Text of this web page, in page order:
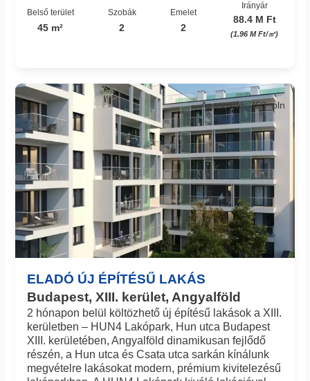
Belső terület
45 m²
Szobák
2
Emelet
2
Irányár
88.4 M Ft
(1.96 M Ft/㎡)
ELADÓ ÚJ ÉPÍTÉSŰ LAKÁS
Budapest, XIII. kerület, Angyalföld
Azonosító: 360_pln
2 hónapon belül költözhető új építésű lakások a XIII.
kerületben – HUN4 Lakópark, Hun utca Budapest
XIII. kerületében, Angyalföld dinamikusan fejlődő
részén, a Hun utca és Csata utca sarkán kínálunk
megvételre lakásokat modern, prémium kivitelezésű